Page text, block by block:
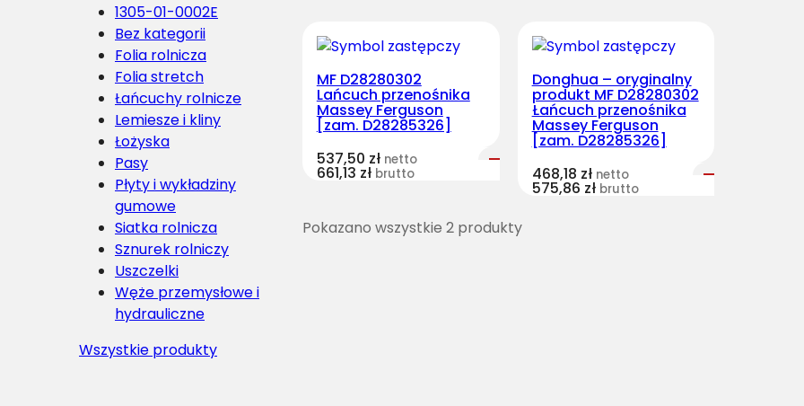
1305-01-0002E
Bez kategorii
Folia rolnicza
Folia stretch
Łańcuchy rolnicze
Lemiesze i kliny
Łożyska
Pasy
Płyty i wykładziny
gumowe
Siatka rolnicza
Sznurek rolniczy
Uszczelki
Węże przemysłowe i
hydrauliczne
Wszystkie produkty
MF D28280302
Lańcuch przenośnika
Massey Ferguson
[zam. D28285326]
537,50 zł netto
661,13 zł brutto
Donghua – oryginalny
produkt MF D28280302
Łańcuch przenośnika
Massey Ferguson
[zam. D28285326]
468,18 zł netto
575,86 zł brutto
Pokazano wszystkie 2 produkty